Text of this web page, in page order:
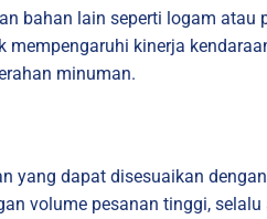
bahan lain seperti logam
kinerja
minuman.
yang dapat disesuaikan
volume pesanan tinggi,